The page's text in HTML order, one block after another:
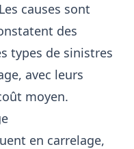
causes sont
des
types de sinistres
avec leurs
moyen.
en carrelage,